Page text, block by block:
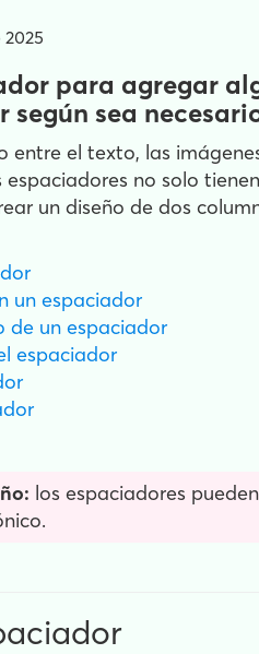
para agregar
sea
entre el texto, las
espaciadores no solo
un diseño de dos
un espaciador
de un espaciador
espaciador
los espaciadores